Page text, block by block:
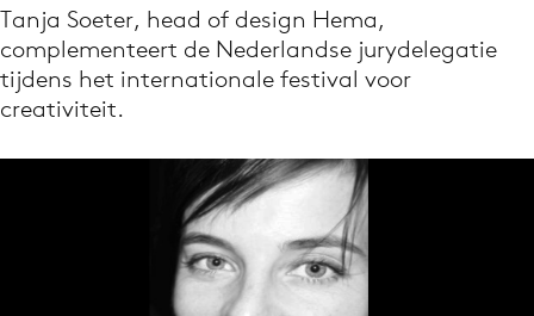
Volg het laatste nieuws via de Adformatie
Nieuws app
Tanja Soeter, head of design Hema,
complementeert de Nederlandse jurydelegatie
tijdens het internationale festival voor
creativiteit.